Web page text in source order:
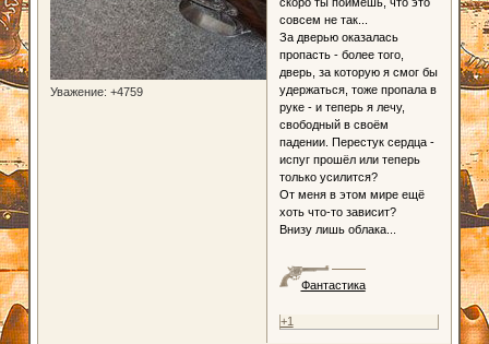
Уважение: +4759
совсем не так...
За дверью оказалась
пропасть - более того,
дверь, за которую я смог бы
удержаться, тоже пропала в
руке - и теперь я лечу,
свободный в своём
падении. Перестук сердца -
испуг прошёл или теперь
только усилится?
От меня в этом мире ещё
хоть что-то зависит?
Внизу лишь облака...
Фантастика
+1